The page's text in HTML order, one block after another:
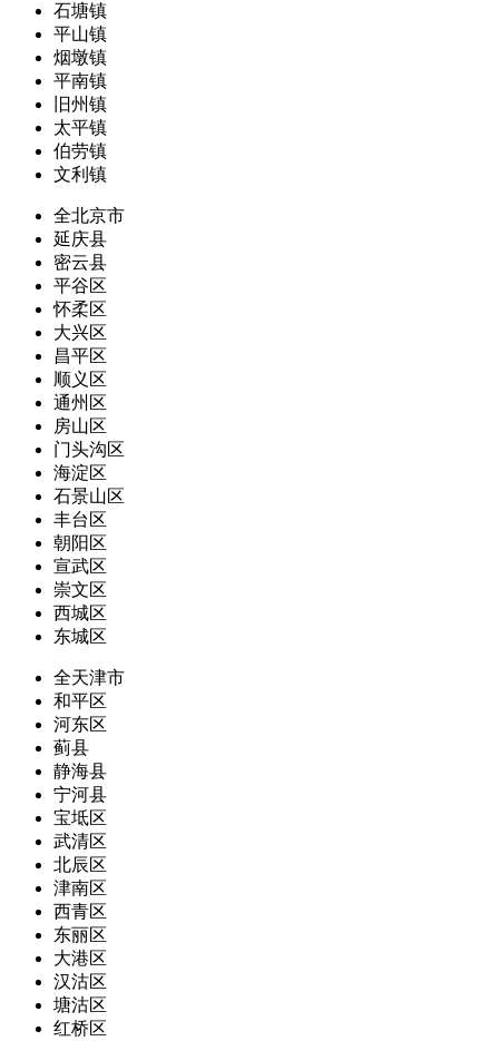
石塘镇
平山镇
烟墩镇
平南镇
旧州镇
太平镇
伯劳镇
文利镇
全北京市
延庆县
密云县
平谷区
怀柔区
大兴区
昌平区
顺义区
通州区
房山区
门头沟区
海淀区
石景山区
丰台区
朝阳区
宣武区
崇文区
西城区
东城区
全天津市
和平区
河东区
蓟县
静海县
宁河县
宝坻区
武清区
北辰区
津南区
西青区
东丽区
大港区
汉沽区
塘沽区
红桥区